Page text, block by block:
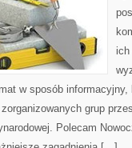
ich
w sposób
zorganizowanych grup
Polecam